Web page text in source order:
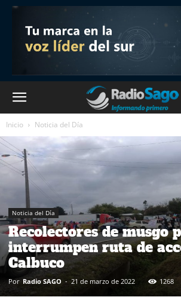
Inicio Noticia del Día
Noticia del Día
Recolectores de musgo
interrumpen ruta de
Calbuco
Por Radio SAGO - 21 de marzo de 2022 1268